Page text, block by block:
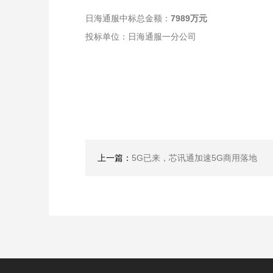
日海通服中标总金额： 7989万元
投标单位：日海通服一分公司
上一篇： 5G已来，芯讯通加速5G商用落地